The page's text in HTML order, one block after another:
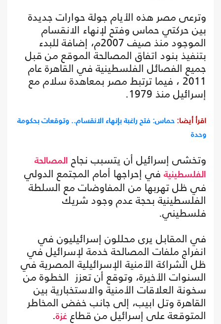
وترعى مصر هذه الأيام جولة حوارات جديدة
بين حركتي حماس وفتح لإنهاء الانقسام
الموجود منذ صيف 2007م، إضافة للبدء
بتنفيذ بنود اتفاق المصالحة الموقع من قبل
جميع الفصائل الفلسطينية في القاهرة عام
2011 ، فيما ترتبط مصر بمعاهدة سلام مع
إسرائيل منذ 1979.
اقرأ أيضا: حماس: فتح راغبة بإنهاء الانقسام.. وتوقعات بحكومة
وحدة
وتخشى إسرائيل أن يتسبب نجاح
المصالحة
الفلسطينية في إحراجها أمام المجتمع الدولي
في ظل تهربها من المفاوضات مع السلطة
الفلسطينية بحجة عدم وجود شريك
فلسطيني.
في المقابل يرى محللون إسرائيليون في
انفراج ملفات المصالحة خدمة لإسرائيل في
ظل الشراكة الأمنية الإسرائيلية المصرية في
السنوات الأخيرة، وتوقع أن تعزز الخطوة من
سخونة العلاقات الأمنية والاستخبارية بين
القاهرة وتل ابيب، إلى جانب خفض المخاطر
المتوقعة على إسرائيل من قطاع غزة.